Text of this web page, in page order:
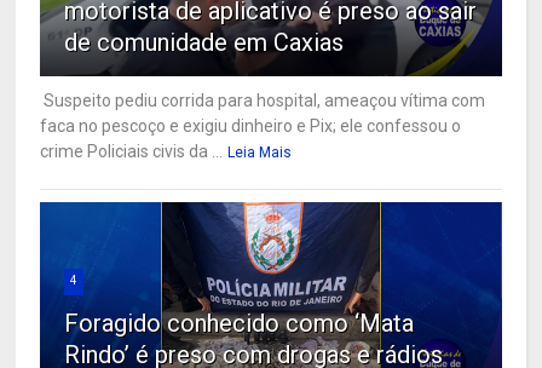
motorista de aplicativo é preso ao sair
de comunidade em Caxias
Suspeito pediu corrida para hospital, ameaçou vítima com
faca no pescoço e exigiu dinheiro e Pix; ele confessou o
crime Policiais civis da ...
Leia Mais
4
Foragido conhecido como ‘Mata
Rindo’ é preso com drogas e rádios